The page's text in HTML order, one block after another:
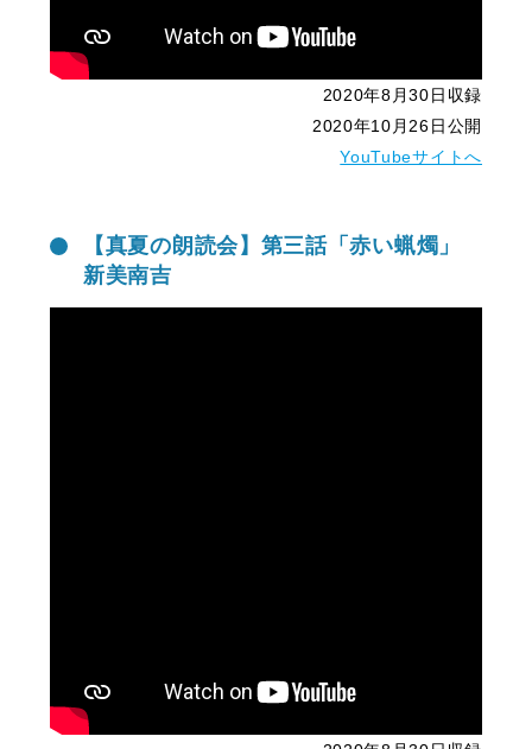
2020年8月30日収録
2020年10月26日公開
YouTubeサイトへ
【真夏の朗読会】第三話「赤い蝋燭」
新美南吉